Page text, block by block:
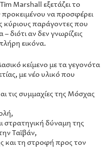
Marshall εξετάζει το
να προσφέρει
κύριους παράγοντες που
διότι αν δεν γνωρίζεις
εικόνα.
κείμενο με τα γεγονότα
με νέο υλικό που
τις συμμαχίες της Μόσχας
στρατηγική δύναμη της
Ταϊβάν,
και τη στροφή προς τον